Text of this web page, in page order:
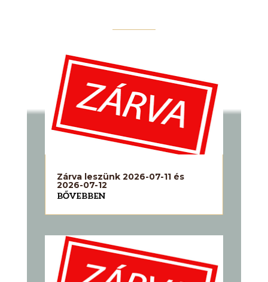
Zárva leszünk 2026-07-11 és
2026-07-12
BŐVEBBEN